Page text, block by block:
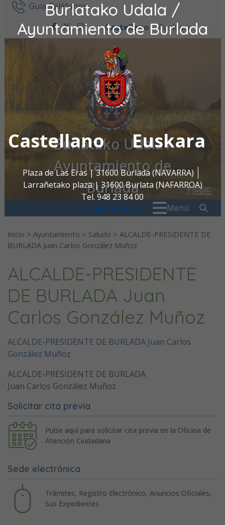
Burlatako Udala /
Ayuntamiento de Burlada
Castellano Euskara
Plaza de Las Eras | 31600 Burlada (NAVARRA)
Larrañetako plaza | 31600 Burlata (NAFARROA)
Tel. 948 23 84 00
oac@burlada.es
Ir al contenidoGuía Teléfonos
facebook
twitter
instagram
Castellano Euskara
Burlatako Udala /
Ayuntamiento de
Burlada
Menú
Inicio > Ayuntamiento > Saludo > ALCALDE-PRESIDENTE DE
BURLADA Juan Carlos González Muñoz
ALCALDE-PRESIDENTE
DE BURLADA Juan
Carlos González Muñoz
ALCALDE-PRESIDENTE DE BURLADA Juan Carlos
González Muñoz
ALCALDE-PRESIDENTE DE BURLADA
Juan Carlos González Muñoz
Solicitar cita previa
Pulse aquí para solicitar cita previa en la Oficina de
Atención Ciudadana
Sede electrónica
Trámites, Registro Electrónico, Anuncios Oficiales,
Sus Expedientes